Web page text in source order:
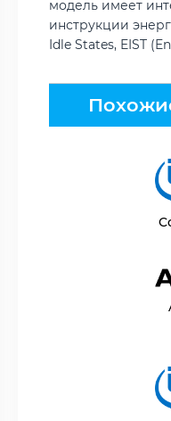
модель имеет
инструкции
Idle States, EIST